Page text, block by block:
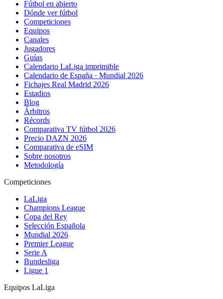
Fútbol en abierto
Dónde ver fútbol
Competiciones
Equipos
Canales
Jugadores
Guías
Calendario LaLiga imprimible
Calendario de España · Mundial 2026
Fichajes Real Madrid 2026
Estadios
Blog
Árbitros
Récords
Comparativa TV fútbol 2026
Precio DAZN 2026
Comparativa de eSIM
Sobre nosotros
Metodología
Competiciones
LaLiga
Champions League
Copa del Rey
Selección Española
Mundial 2026
Premier League
Serie A
Bundesliga
Ligue 1
Equipos LaLiga